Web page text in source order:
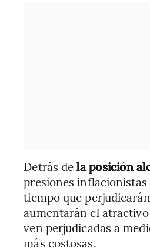
Detrás dela posición
presiones inflacionistas
tiempo que
aumentarán el
ven perjudicadas a
más costosas.